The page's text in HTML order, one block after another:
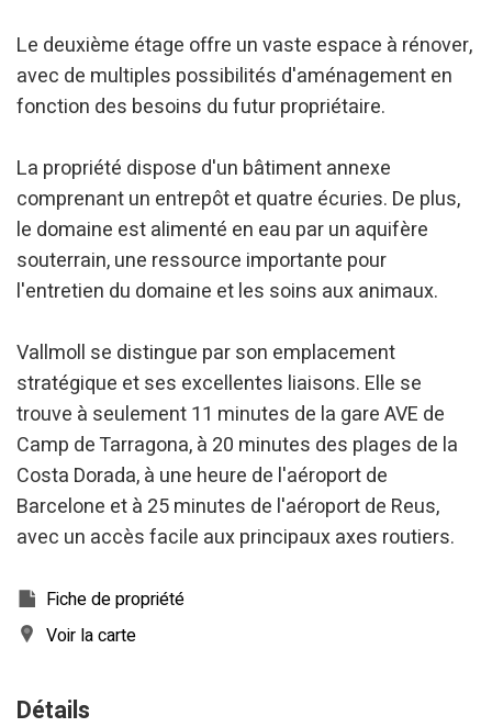
Le deuxième étage offre un vaste espace à rénover,
avec de multiples possibilités d'aménagement en
fonction des besoins du futur propriétaire.
La propriété dispose d'un bâtiment annexe
comprenant un entrepôt et quatre écuries. De plus,
le domaine est alimenté en eau par un aquifère
souterrain, une ressource importante pour
l'entretien du domaine et les soins aux animaux.
Vallmoll se distingue par son emplacement
stratégique et ses excellentes liaisons. Elle se
trouve à seulement 11 minutes de la gare AVE de
Camp de Tarragona, à 20 minutes des plages de la
Costa Dorada, à une heure de l'aéroport de
Barcelone et à 25 minutes de l'aéroport de Reus,
avec un accès facile aux principaux axes routiers.
Fiche de propriété
Voir la carte
Détails
Ces cookies sont utilisés pour stocker des informations sur
les préférences et les choix personnels de l'utilisateur
grâce à l'observation continue de ses habitudes de
navigation. Grâce à eux, nous pouvons connaître les